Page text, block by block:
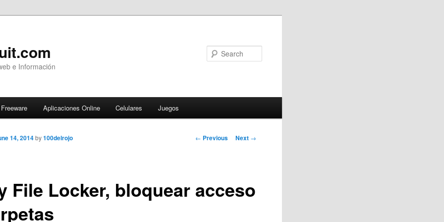
e Información
Freeware Aplicaciones Online Celulares Juegos
Post
← Previous Next →
File Locker, bloquear acceso
14, 2014 by100delrojo